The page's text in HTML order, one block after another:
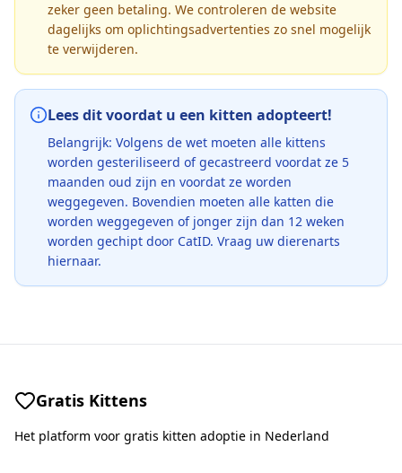
zeker geen betaling. We controleren de website
dagelijks om oplichtingsadvertenties zo snel mogelijk
te verwijderen.
Lees dit voordat u een kitten adopteert!
Belangrijk: Volgens de wet moeten alle kittens
worden gesteriliseerd of gecastreerd voordat ze 5
maanden oud zijn en voordat ze worden
weggegeven. Bovendien moeten alle katten die
worden weggegeven of jonger zijn dan 12 weken
worden gechipt door CatID. Vraag uw dierenarts
hiernaar.
Gratis Kittens
Het platform voor gratis kitten adoptie in Nederland